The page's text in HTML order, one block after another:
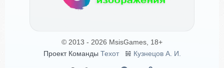
© 2013 - 2026 MsisGames, 18+
Проект Команды Техот 𝌴 Кузнецов А. И.